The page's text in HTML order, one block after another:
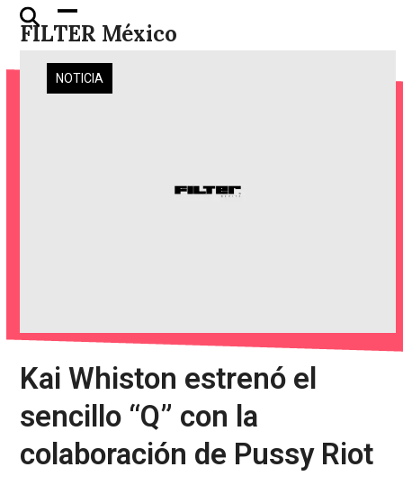
Skip
FILTER México
Open
mobile
menu
Close
mobile
menu
NOTICIA
Kai Whiston estrenó el
sencillo “Q” con la
colaboración de Pussy Riot